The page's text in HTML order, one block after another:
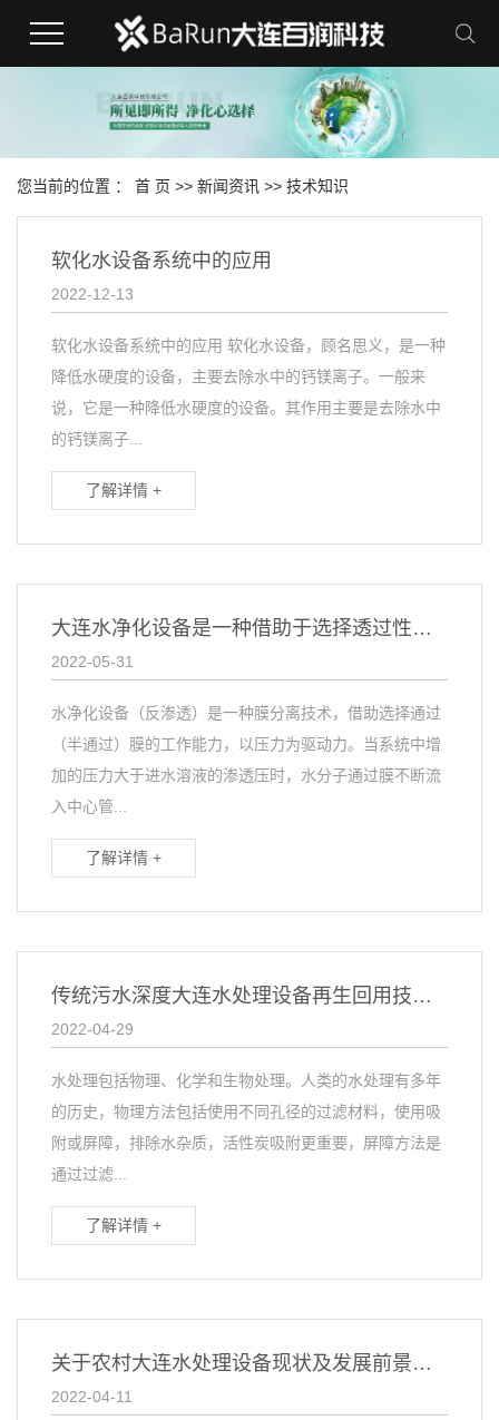
您当前的位置 ： 首 页 >> 新闻资讯 >> 技术知识
软化水设备系统中的应用
2022-12-13
软化水设备系统中的应用 软化水设备，顾名思义，是一种
降低水硬度的设备，主要去除水中的钙镁离子。一般来
说，它是一种降低水硬度的设备。其作用主要是去除水中
的钙镁离子...
了解详情 +
大连水净化设备是一种借助于选择透过性膜的工力
2022-05-31
水净化设备（反渗透）是一种膜分离技术，借助选择通过
（半通过）膜的工作能力，以压力为驱动力。当系统中增
加的压力大于进水溶液的渗透压时，水分子通过膜不断流
入中心管...
了解详情 +
传统污水深度大连水处理设备再生回用技术系统
2022-04-29
水处理包括物理、化学和生物处理。人类的水处理有多年
的历史，物理方法包括使用不同孔径的过滤材料，使用吸
附或屏障，排除水杂质，活性炭吸附更重要，屏障方法是
通过过滤...
了解详情 +
关于农村大连水处理设备现状及发展前景分析
2022-04-11